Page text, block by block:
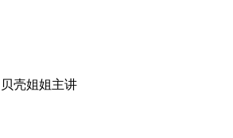
贝壳姐姐主讲